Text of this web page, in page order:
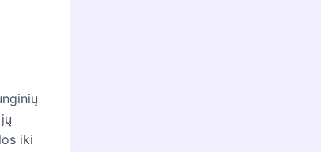
iki